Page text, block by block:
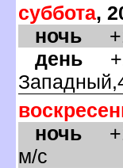
суббота,
ночь
день
ночь
м/с